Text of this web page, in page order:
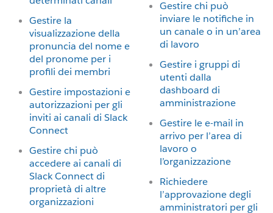
Gestire la
visualizzazione della
pronuncia del nome e
del pronome per i
profili dei membri
Gestire impostazioni e
autorizzazioni per gli
inviti ai canali di Slack
Connect
Gestire chi può
accedere ai canali di
Slack Connect di
proprietà di altre
organizzazioni
Gestire chi può
inviare le notifiche in
un canale o in un’area
di lavoro
Gestire i gruppi di
utenti dalla
dashboard di
amministrazione
Gestire le e-mail in
arrivo per l’area di
lavoro o
l’organizzazione
Richiedere
l’approvazione degli
amministratori per gli